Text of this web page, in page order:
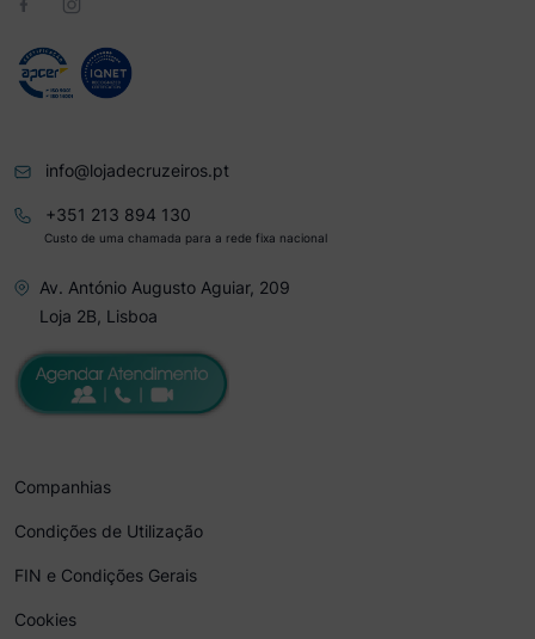
info@lojadecruzeiros.pt
+351 213 894 130
Custo de uma chamada para a rede fixa nacional
Av. António Augusto Aguiar, 209
Loja 2B, Lisboa
Companhias
Condições de Utilização
FIN e Condições Gerais
Cookies